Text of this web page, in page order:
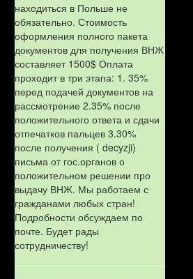
находиться в Польше не
обязательно. Стоимость
оформления полного пакета
документов для получения ВНЖ
составляет 1500$ Оплата
проходит в три этапа: 1. 35%
перед подачей документов на
рассмотрение 2.35% после
положительного ответа и сдачи
отпечатков пальцев 3.30%
после получения ( decyzji)
письма от гос.органов о
положительном решении про
выдачу ВНЖ. Мы работаем с
гражданами любых стран!
Подробности обсуждаем по
почте. Будет рады
сотрудничеству!